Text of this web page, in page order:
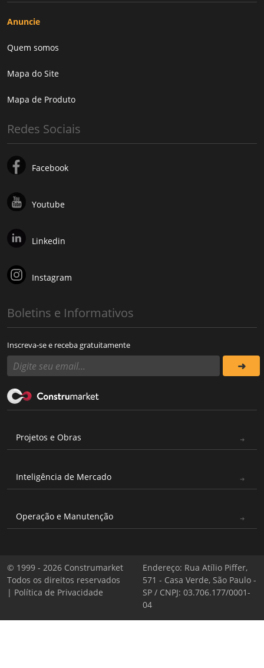
Anuncie
Quem somos
Mapa do Site
Mapa de Produto
Redes Sociais
Facebook
Youtube
Linkedin
Instagram
Boletins e Informativos
Inscreva-se e receba gratuitamente
Projetos e Obras
Inteligência de Mercado
Operação e Manutenção
© 1999 - 2026 Construmarket
Todos os direitos reservados
| Política de Privacidade
Endereço: Rua Atílio Piffer,
571 - Casa Verde, São Paulo -
SP / CNPJ: 03.706.177/0001-
04